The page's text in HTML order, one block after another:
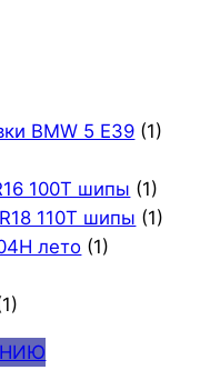
BMW 5 E39 (1)
100T шипы (1)
110T шипы (1)
лето (1)